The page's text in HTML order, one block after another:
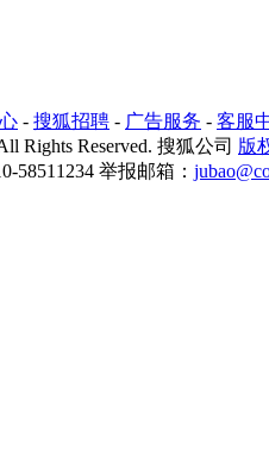
- 搜狐招聘 - 广告服务 - 客服
Rights Reserved. 搜狐公司 版
58511234 举报邮箱：